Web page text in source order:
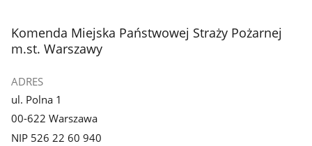
galerii.
galerii.
stopka
Komenda Miejska Państwowej Straży Pożarnej
m.st. Warszawy
ADRES
ul. Polna 1
00-622 Warszawa
NIP 526 22 60 940